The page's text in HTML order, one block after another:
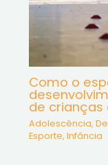
Como o
de crianças
Adolescência,
Esporte, Infância